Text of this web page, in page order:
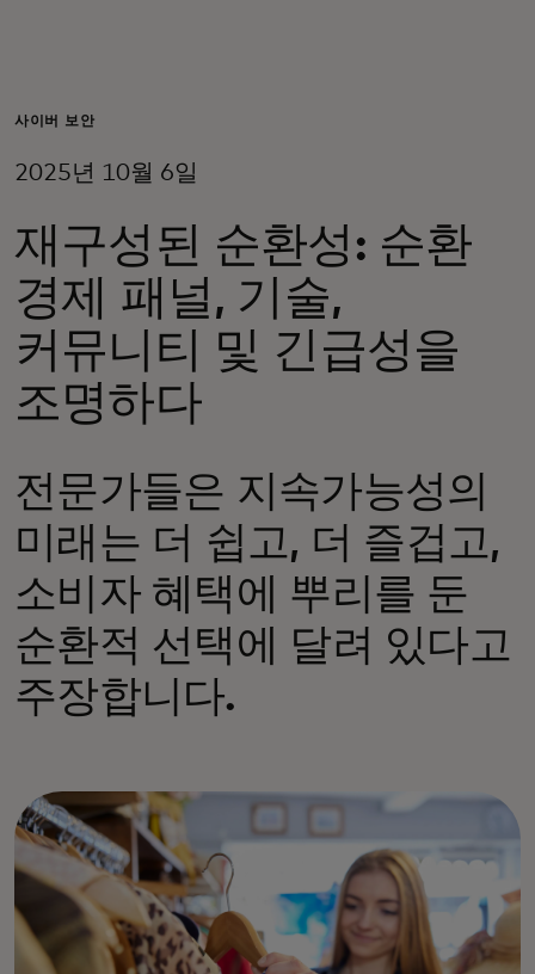
비즈니스 고객
이노베이터
뉴스 & 인사이트
사이버 보안
2025년 10월 6일
재구성된 순환성: 순환
경제 패널, 기술,
커뮤니티 및 긴급성을
조명하다
전문가들은 지속가능성의
미래는 더 쉽고, 더 즐겁고,
소비자 혜택에 뿌리를 둔
순환적 선택에 달려 있다고
주장합니다.